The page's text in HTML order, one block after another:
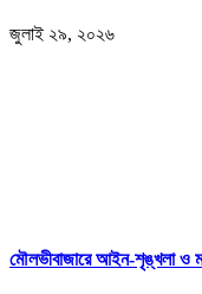
জুলাই ২৯, ২০২৬
মৌলভীবাজারে আইন-শৃঙ্খলা ও